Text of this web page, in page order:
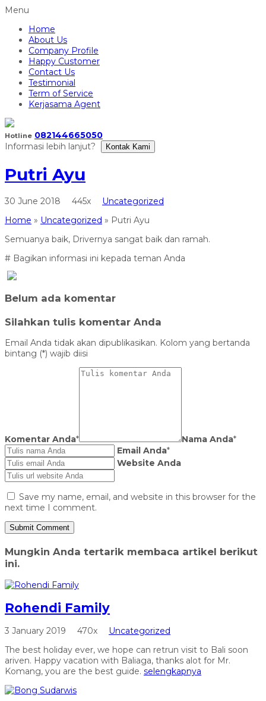
Menu
Home
About Us
Company Profile
Happy Customer
Contact Us
Testimonial
Term of Service
Kerjasama Agent
Hotline 082144665050
Informasi lebih lanjut?
Kontak Kami
Putri Ayu
30 June 2018 445x
Uncategorized
Home » Uncategorized » Putri Ayu
Semuanya baik, Drivernya sangat baik dan ramah.
# Bagikan informasi ini kepada teman Anda
Belum ada komentar
Silahkan tulis komentar Anda
Email Anda tidak akan dipublikasikan. Kolom yang bertanda
bintang (*) wajib diisi
Komentar Anda* Nama Anda*
Email Anda*
Website Anda
Save my name, email, and website in this browser for the
next time I comment.
Mungkin Anda tertarik membaca artikel berikut
ini.
Rohendi Family
3 January 2019 470x
Uncategorized
The best holiday ever, we hope can retrun visit to Bali soon
ariven. Happy vacation with Baliaga, thanks alot for Mr.
Komang, you are the best guide. selengkapnya